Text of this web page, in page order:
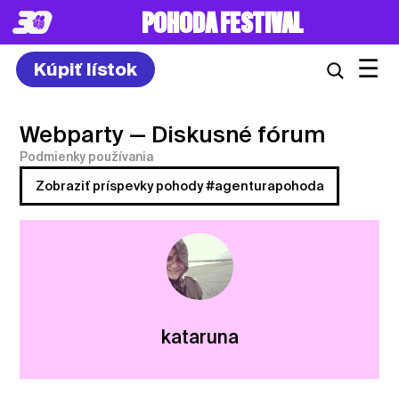
POHODA FESTIVAL
Kúpiť lístok ☰
Webparty — Diskusné fórum
Podmienky používania
Zobraziť príspevky pohody #agenturapohoda
kataruna